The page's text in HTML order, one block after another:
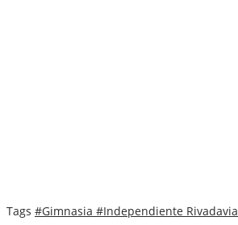
Tags #Gimnasia #Independiente Rivadavia